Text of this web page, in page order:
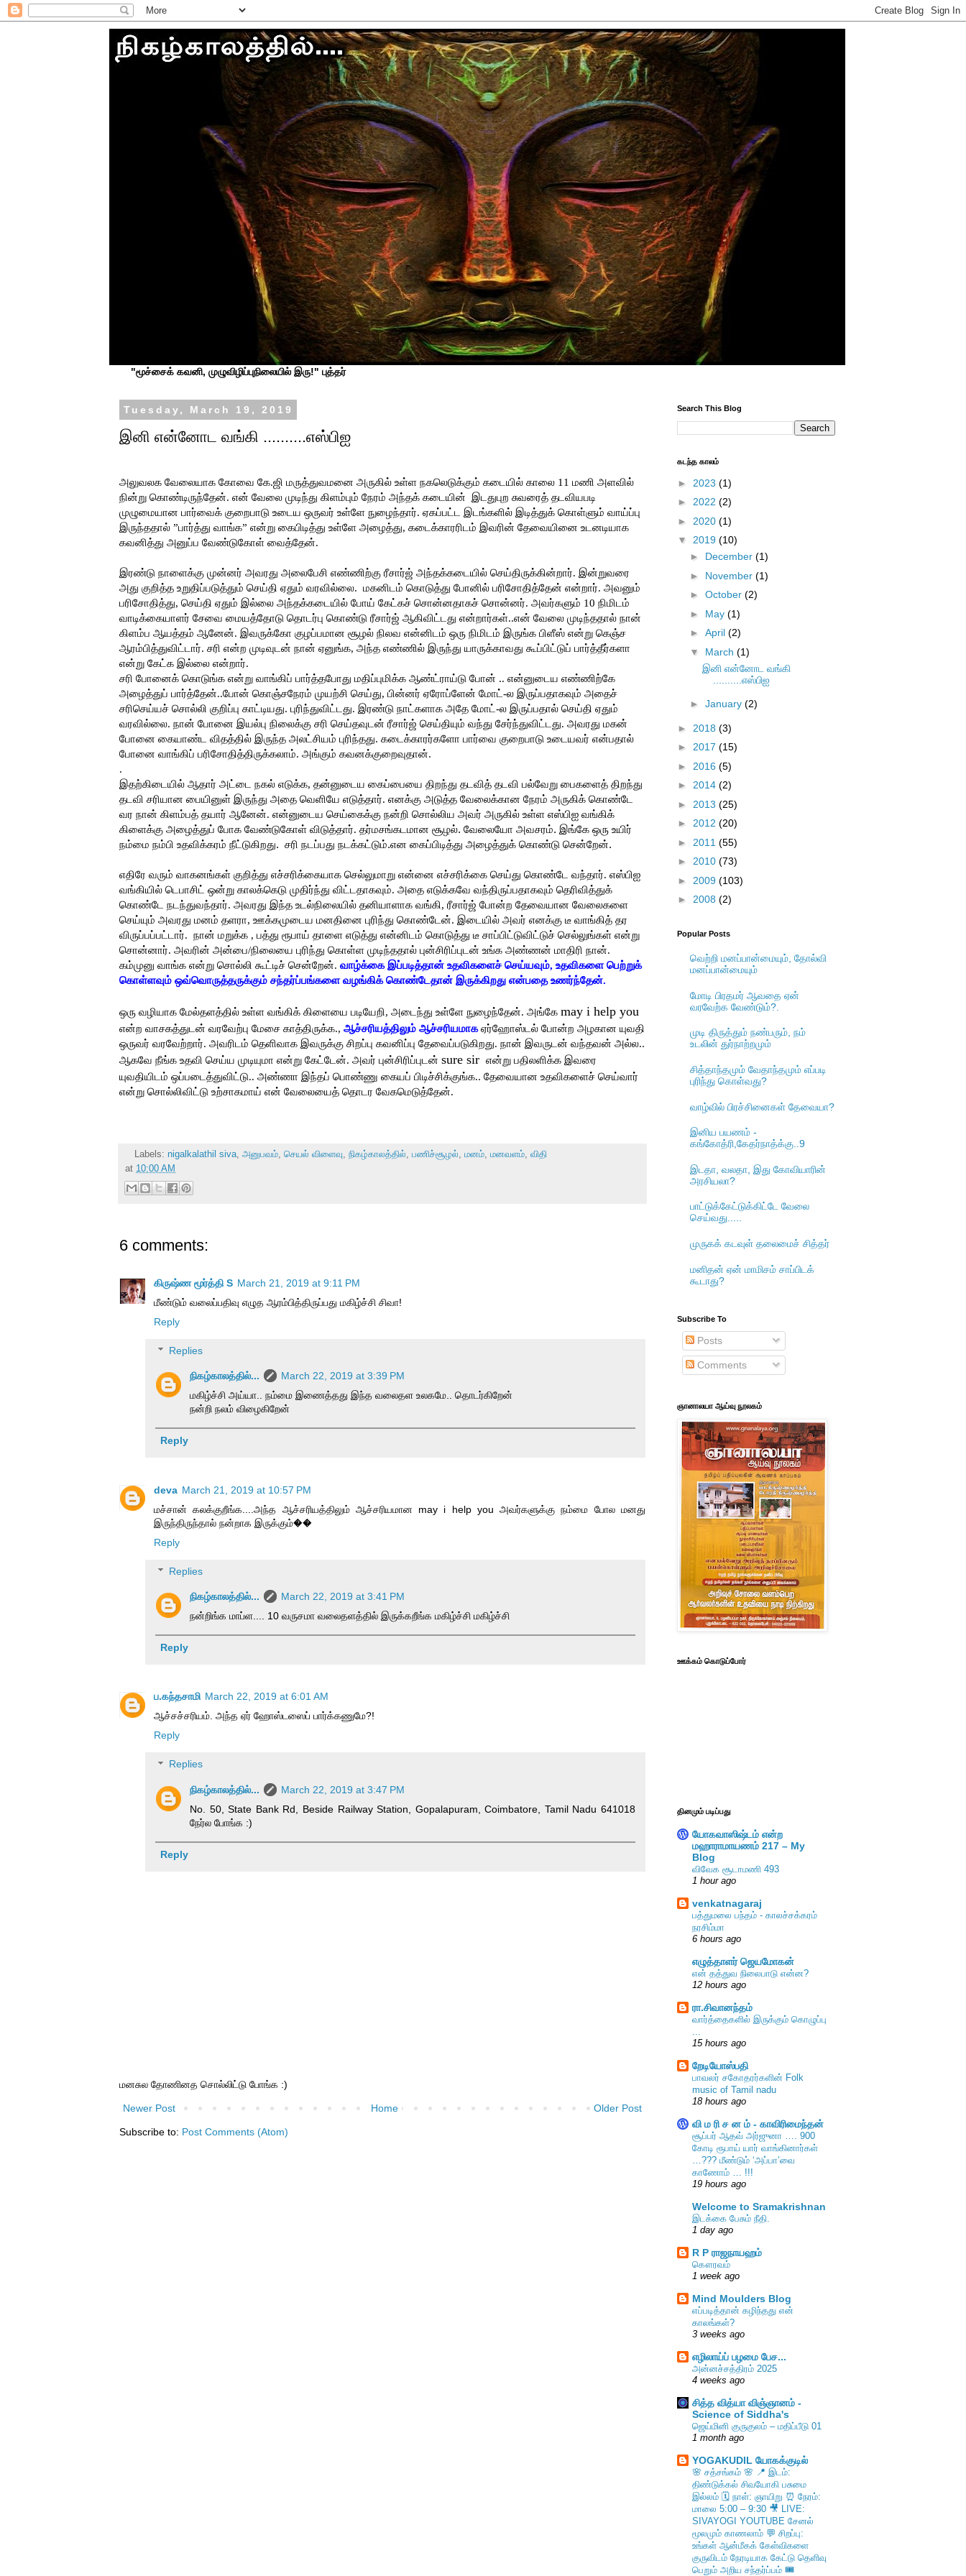
"மூச்சைக் கவனி, முழுவிழிப்புநிலையில் இரு!" புத்தர்
Tuesday, March 19, 2019
இனி என்னோட வங்கி ..........எஸ்பிஐ
அலுவலக வேலையாக கோவை கே.ஜி மருத்துவமனை அருகில் உள்ள நகலெடுக்கும் கடையில் காலை 11 மணி அளவில்
நின்று கொண்டிருந்தேன். என் வேலை முடிந்து கிளம்பும் நேரம் அந்தக் கடையின் இடதுபுற சுவரைத் தடவியபடி
முழுமையான பார்வைக் குறைபாடு உடைய ஒருவர் உள்ளே நுழைந்தார். ஏகப்பட்ட இடங்களில் இடித்துக் கொள்ளும் வாய்ப்பு
இருந்ததால் ”பார்த்து வாங்க” என்று கைபிடித்து உள்ளே அழைத்து, கடைக்காரரிடம் இவரின் தேவையினை உடனடியாக
கவனித்து அனுப்ப வேண்டுகோள் வைத்தேன்.
இரண்டு நாளைக்கு முன்னர் அவரது அலைபேசி எண்ணிற்கு ரீசார்ஜ் அந்தக்கடையில் செய்திருக்கின்றார். இன்றுவரை
அது குறித்த உறுதிப்படுத்தும் செய்தி ஏதும் வரவில்லை. மகனிடம் கொடுத்து போனில் பரிசோதித்தேன் என்றார். அவனும்
பரிசோதித்து, செய்தி ஏதும் இல்லை அந்தக்கடையில் போய் கேட்கச் சொன்னதாகச் சொன்னர். அவர்களும் 10 நிமிடம்
வாடிக்கையாளர் சேவை மையத்தோடு தொடர்பு கொண்டு ரீசார்ஜ் ஆகிவிட்டது என்றார்கள்..என் வேலை முடிந்ததால் நான்
கிளம்ப ஆயத்தம் ஆனேன். இவருக்கோ குழப்பமான சூழல் நிலவ என்னிடம் ஒரு நிமிடம் இருங்க பிளீஸ் என்று கெஞ்ச
ஆரம்பித்துவிட்டார். சரி என்ற முடிவுடன் நான் ஏனுங்க, அந்த எண்ணில் இருந்து யாருக்காவது கூப்பிட்டுப் பார்த்தீர்களா
என்று கேட்க இல்லை என்றார்.
சரி போனைக் கொடுங்க என்று வாங்கிப் பார்த்தபோது மதிப்புமிக்க ஆண்ட்ராய்டு போன் .. என்னுடைய எண்ணிற்கே
அழைத்துப் பார்த்தேன்..போன் கொஞ்சநேரம் முயற்சி செய்து, பின்னர் ஏரோப்ளேன் மோட்-ல இருப்பதாகவும் அதைச்
சரிசெய்யச் சொல்லி குறிப்பு காட்டியது. புரிந்துவிட்டது. இரண்டு நாட்களாக அதே மோட்-ல இருப்பதால் செய்தி ஏதும்
வரவில்லை. நான் போனை இயல்பு நிலைக்கு சரி செய்தவுடன் ரீசார்ஜ் செய்தியும் வந்து சேர்ந்துவிட்டது. அவரது மகன்
போனை கையாண்ட விதத்தில் இருந்த அலட்சியம் புரிந்தது. கடைக்காரர்களோ பார்வை குறைபாடு உடையவர் என்பதால்
போனை வாங்கிப் பரிசோதித்திருக்கலாம். அங்கும் கவனக்குறைவுதான்.
.
இதற்கிடையில் ஆதார் அட்டை நகல் எடுக்க, தன்னுடைய கைப்பையை திறந்து தடவித் தடவி பல்வேறு பைகளைத் திறந்து
தடவி சரியான பையினுள் இருந்து அதை வெளியே எடுத்தார். எனக்கு அடுத்த வேலைக்கான நேரம் அருகிக் கொண்டே
வர நான் கிளம்பத் தயார் ஆனேன். என்னுடைய செய்கைக்கு நன்றி சொல்லிய அவர் அருகில் உள்ள எஸ்பிஐ வங்கிக்
கிளைக்கு அழைத்துப் போக வேண்டுகோள் விடுத்தார். தர்மசங்கடமான சூழல். வேலையோ அவசரம். இங்கே ஒரு உயிர்
நம்மை நம்பி உதவிக்கரம் நீட்டுகிறது. சரி நடப்பது நடக்கட்டும்.என கைப்பிடித்து அழைத்துக் கொண்டு சென்றேன்.
எதிரே வரும் வாகனங்கள் குறித்து எச்சரிக்கையாக செல்லுமாறு என்னை எச்சரிக்கை செய்து கொண்டே வந்தார். எஸ்பிஐ
வங்கியில் டெபாசிட் ஒன்று காலக்கெடு முதிர்ந்து விட்டதாகவும். அதை எடுக்கவே வந்திருப்பதாகவும் தெரிவித்துக்
கொண்டே நடந்துவந்தார். அவரது இந்த உடல்நிலையில் தனியாளாக வங்கி, ரீசார்ஜ் போன்ற தேவையான வேலைகளை
செய்யும் அவரது மனம் தளரா, ஊக்கமுடைய மனதினை புரிந்து கொண்டேன். இடையில் அவர் எனக்கு டீ வாங்கித் தர
விருப்பப்பட்டார். நான் மறுக்க , பத்து ரூபாய் தாளை எடுத்து என்னிடம் கொடுத்து டீ சாப்பிட்டுவிட்டுச் செல்லுங்கள் என்று
சொன்னார். அவரின் அன்பை/நிலையை புரிந்து கொள்ள முடிந்ததால் புன்சிரிப்புடன் உங்க அண்ணன் மாதிரி நான்.
கம்முனு வாங்க என்று சொல்லி கூட்டிச் சென்றேன். வாழ்க்கை இப்படித்தான் உதவிகளைச் செய்யவும், உதவிகளை பெற்றுக்
கொள்ளவும் ஒவ்வொருத்தருக்கும் சந்தர்ப்பங்களை வழங்கிக் கொண்டேதான் இருக்கிறது என்பதை உணர்ந்தேன்.
ஒரு வழியாக மேல்தளத்தில் உள்ள வங்கிக் கிளையை படியேறி, அடைந்து உள்ளே நுழைந்தேன். அங்கே may i help you
என்ற வாசகத்துடன் வரவேற்பு மேசை காத்திருக்க., ஆச்சரியத்திலும் ஆச்சரியமாக ஏர்ஹோஸ்டல் போன்ற அழகான யுவதி
ஒருவர் வரவேற்றார். அவரிடம் தெளிவாக இவருக்கு சிறப்பு கவனிப்பு தேவைப்படுகிறது. நான் இவருடன் வந்தவன் அல்ல..
ஆகவே நீங்க உதவி செய்ய முடியுமா என்று கேட்டேன். அவர் புன்சிரிப்புடன் sure sir என்று பதிலளிக்க இவரை
யுவதியிடம் ஒப்படைத்துவிட்டு.. அண்ணா இந்தப் பொண்ணு கையப் பிடிச்சிக்குங்க.. தேவையான உதவிகளைச் செய்வார்
என்று சொல்லிவிட்டு உற்சாகமாய் என் வேலையைத் தொடர வேகமெடுத்தேன்.
Labels: nigalkalathil siva, அனுபவம், செயல் விளைவு, நிகழ்காலத்தில், பணிச்சூழல், மனம், மனவளம், விதி
at 10:00 AM
6 comments:
கிருஷ்ண மூர்த்தி S March 21, 2019 at 9:11 PM
மீண்டும் வலைப்பதிவு எழுத ஆரம்பித்திருப்பது மகிழ்ச்சி சிவா!
Reply
Replies
நிகழ்காலத்தில்...
March 22, 2019 at 3:39 PM
மகிழ்ச்சி அய்யா.. நம்மை இணைத்தது இந்த வலைதள உலகமே.. தொடர்கிறேன்
நன்றி நலம் விழைகிறேன்
Reply
deva March 21, 2019 at 10:57 PM
மச்சான் கலக்குறீங்க....அந்த ஆச்சரியத்திலும் ஆச்சரியமான may i help you அவர்களுக்கு நம்மை போல மனது
இருந்திருந்தால் நன்றாக இருக்கும்��
Reply
Replies
நிகழ்காலத்தில்...
March 22, 2019 at 3:41 PM
நன்றிங்க மாப்ள.... 10 வருசமா வலைதளத்தில் இருக்கறீங்க மகிழ்ச்சி மகிழ்ச்சி
Reply
ப.கந்தசாமி March 22, 2019 at 6:01 AM
ஆச்சச்சரியம். அந்த ஏர் ஹோஸ்டஸைப் பார்க்கணுமே?!
Reply
Replies
நிகழ்காலத்தில்...
March 22, 2019 at 3:47 PM
No. 50, State Bank Rd, Beside Railway Station, Gopalapuram, Coimbatore, Tamil Nadu 641018
நேர்ல போங்க :)
Reply
மனசுல தோணினத சொல்லிட்டு போங்க :)
Newer Post Older Post
Home
Subscribe to: Post Comments (Atom)
Search This Blog
கடந்த காலம்
► 2023 (1)
► 2022 (2)
► 2020 (1)
▼ 2019 (10)
► December (1)
► November (1)
► October (2)
► May (1)
► April (2)
▼ March (1)
இனி என்னோட வங்கி
..........எஸ்பிஐ
► January (2)
► 2018 (3)
► 2017 (15)
► 2016 (5)
► 2014 (2)
► 2013 (25)
► 2012 (20)
► 2011 (55)
► 2010 (73)
► 2009 (103)
► 2008 (2)
Popular Posts
வெற்றி மனப்பான்மையும், தோல்வி
மனப்பான்மையும்
மோடி பிரதமர் ஆவதை ஏன்
வரவேற்க வேண்டும்?.
முடி திருத்தும் நண்பரும், நம்
உடலின் துர்நாற்றமும்
சித்தாந்தமும் வேதாந்தமும் எப்படி
புரிந்து கொள்வது?
வாழ்வில் பிரச்சினைகள் தேவையா?
இனிய பயணம் -
கங்கோத்ரி,கேதர்நாத்க்கு..9
இடதா, வலதா, இது கோவியாரின்
அரசியலா?
பாட்டுக்கேட்டுக்கிட்டே வேலை
செய்வது.....
முருகக் கடவுள் தலைமைச் சித்தர்
மனிதன் ஏன் மாமிசம் சாப்பிடக்
கூடாது?
Subscribe To
Posts
Comments
ஞானாலயா ஆய்வு நூலகம்
ஊக்கம் கொடுப்போர்
தினமும் படிப்பது
யோகவாஸிஷ்டம் என்ற
மஹாராமாயணம் 217 – My
Blog
விவேக சூடாமணி 493
1 hour ago
venkatnagaraj
பத்துமலை பந்தம் - காலச்சக்கரம்
நரசிம்மா
6 hours ago
எழுத்தாளர் ஜெயமோகன்
என் தத்துவ நிலைபாடு என்ன?
12 hours ago
ரா.சிவானந்தம்
வார்த்தைகளில் இருக்கும் கொழுப்பு
15 hours ago
றேடியோஸ்பதி
பாவலர் சகோதரர்களின் Folk
music of Tamil nadu
18 hours ago
வி ம ரி ச ன ம் - காவிரிமைந்தன்
சூப்பர் ஆதவ் அர்ஜுனா …. 900
கோடி ரூபாய் யார் வாங்கினார்கள்
…??? மீண்டும் ‘அப்பா’வை
காணோம் … !!!
19 hours ago
Welcome to Sramakrishnan
இடக்கை பேசும் நீதி.
1 day ago
R P ராஜநாயஹம்
கௌரவம்
1 week ago
Mind Moulders Blog
எப்படித்தான் கழிந்தது என்
காலங்கள்?
3 weeks ago
எழிலாய்ப் பழமை பேச...
அன்னச்சத்திரம் 2025
4 weeks ago
சித்த வித்யா விஞ்ஞானம் -
Science of Siddha's
ஜெய்மினி குருகுலம் – மதிப்பீடு 01
1 month ago
YOGAKUDIL யோகக்குடில்
🌸 சத்சங்கம் 🌸 📍 இடம்:
திண்டுக்கல் சிவயோகி பசுமை
இல்லம் 🗓️ நாள்: ஞாயிறு ⏰ நேரம்:
மாலை 5:00 – 9:30 🎥 LIVE:
SIVAYOGI YOUTUBE சேனல்
மூலமும் காணலாம் 💬 சிறப்பு:
உங்கள் ஆன்மீகக் கேள்விகளை
குருவிடம் நேரடியாக கேட்டு தெளிவு
பெறும் அறிய சந்தர்ப்பம் 🎟️